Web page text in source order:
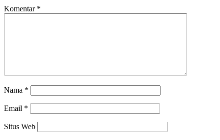
Komentar *
Nama *
Email *
Situs Web